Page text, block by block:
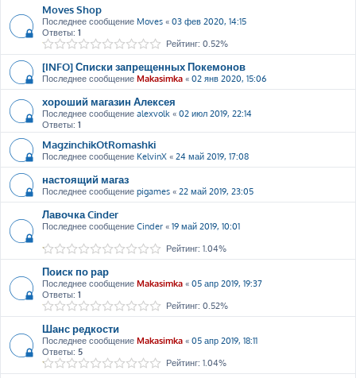
Moves Shop
Последнее сообщение Moves « 03 фев 2020, 14:15
Ответы: 1
Рейтинг: 0.52%
[INFO] Списки запрещенных Покемонов
Последнее сообщение Makasimka « 02 янв 2020, 15:06
хороший магазин Алексея
Последнее сообщение alexvolk « 02 июл 2019, 22:14
Ответы: 1
MagzinchikOtRomashki
Последнее сообщение KelvinX « 24 май 2019, 17:08
настоящий магаз
Последнее сообщение pigames « 22 май 2019, 23:05
Лавочка Cinder
Последнее сообщение Cinder « 19 май 2019, 10:01
Рейтинг: 1.04%
Поиск по рар
Последнее сообщение Makasimka « 05 апр 2019, 19:37
Ответы: 1
Рейтинг: 0.52%
Шанс редкости
Последнее сообщение Makasimka « 05 апр 2019, 18:11
Ответы: 5
Рейтинг: 1.04%